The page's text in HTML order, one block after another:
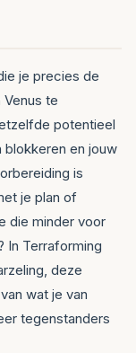
je precies de
te
potentieel
en jouw
is
je plan of
die minder voor
In Terraforming
deze
wat je van
tegenstanders